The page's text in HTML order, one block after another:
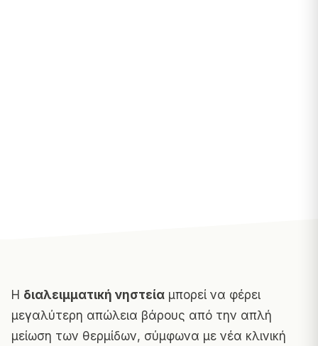
Η διαλειμματική νηστεία μπορεί να φέρει
μεγαλύτερη απώλεια βάρους από την απλή
μείωση των θερμίδων, σύμφωνα με νέα κλινική